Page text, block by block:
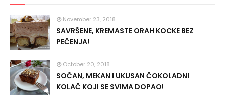
November 23, 2018
SAVRŠENE, KREMASTE ORAH KOCKE BEZ
PEČENJA!
October 20, 2018
SOČAN, MEKAN I UKUSAN ČOKOLADNI
KOLAČ KOJI SE SVIMA DOPAO!